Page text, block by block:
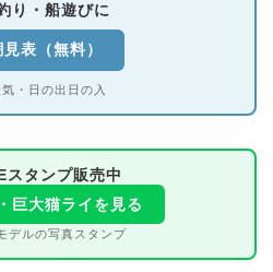
り・船遊びに
表（無料）
・日の出日の入
スタンプ販売中
巨大猫ライを見る
デルの写真スタンプ